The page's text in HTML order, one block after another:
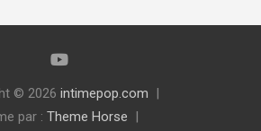
© 2026 intimepop.com
par : Theme Horse